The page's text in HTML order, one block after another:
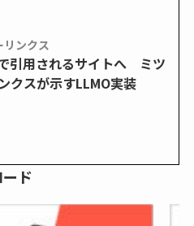
リンクス
引用されるサイトへ ミツ
クスが示すLLMO実装
ド